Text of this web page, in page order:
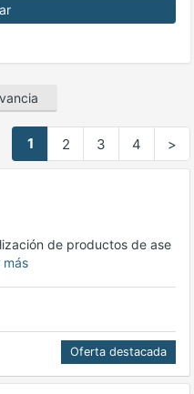
1 2 3 4 >
de productos de ase
más
Oferta destacada